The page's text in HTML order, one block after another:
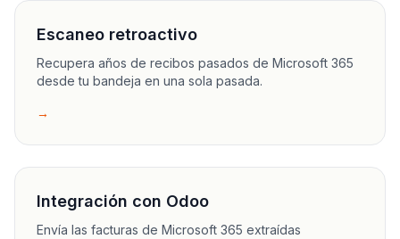
Escaneo retroactivo
Recupera años de recibos pasados de Microsoft 365
desde tu bandeja en una sola pasada.
→
Integración con Odoo
Envía las facturas de Microsoft 365 extraídas